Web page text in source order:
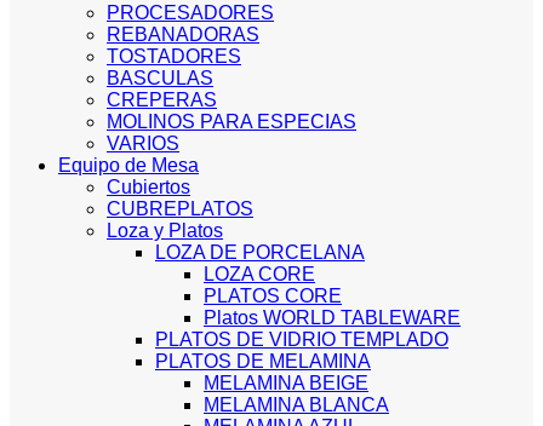
PROCESADORES
REBANADORAS
TOSTADORES
BASCULAS
CREPERAS
MOLINOS PARA ESPECIAS
VARIOS
Equipo de Mesa
Cubiertos
CUBREPLATOS
Loza y Platos
LOZA DE PORCELANA
LOZA CORE
PLATOS CORE
Platos WORLD TABLEWARE
PLATOS DE VIDRIO TEMPLADO
PLATOS DE MELAMINA
MELAMINA BEIGE
MELAMINA BLANCA